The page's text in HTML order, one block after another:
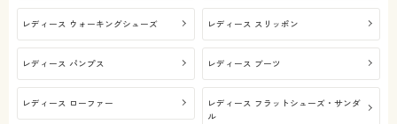
レディース ウォーキングシューズ レディース スリッポン
レディース パンプス レディース ブーツ
レディース ローファー
レディース フラットシューズ・サンダ
ル